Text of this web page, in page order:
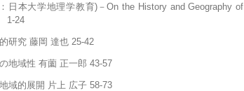
日本大学地理学教育)－On the History and Geography of
1-24
研究 藤岡 達也 25-42
地域性 有薗 正一郎 43-57
域的展開 片上 広子 58-73